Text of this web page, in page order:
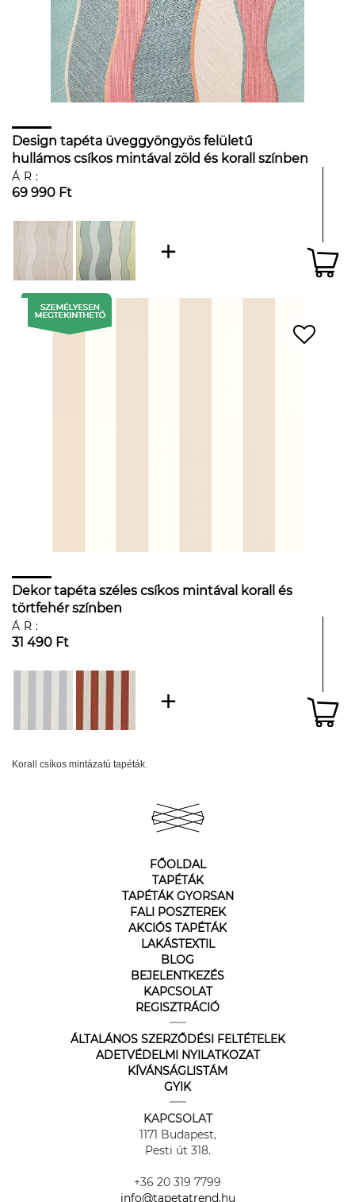
Design tapéta üveggyöngyös felületű
hullámos csíkos mintával zöld és korall színben
ÁR:
69 990 Ft
Dekor tapéta széles csíkos mintával korall és
törtfehér színben
ÁR:
31 490 Ft
Korall csíkos mintázatú tapéták.
FŐOLDAL
TAPÉTÁK
TAPÉTÁK GYORSAN
FALI POSZTEREK
AKCIÓS TAPÉTÁK
LAKÁSTEXTIL
BLOG
BEJELENTKEZÉS
KAPCSOLAT
REGISZTRÁCIÓ
ÁLTALÁNOS SZERZŐDÉSI FELTÉTELEK
ADETVÉDELMI NYILATKOZAT
KÍVÁNSÁGLISTÁM
GYIK
KAPCSOLAT
1171 Budapest,
Pesti út 318.
+36 20 319 7799
info@tapetatrend.hu